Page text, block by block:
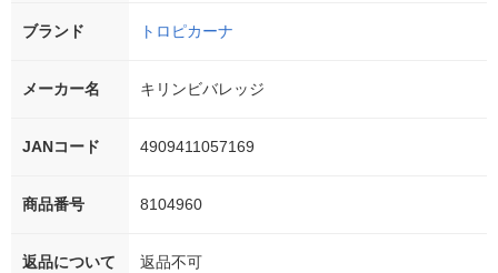
ブランド トロピカーナ
メーカー名 キリンビバレッジ
JANコード 4909411057169
商品番号 8104960
返品について
返品不可